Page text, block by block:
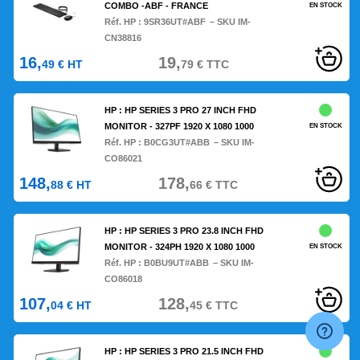
COMBO -ABF - FRANCE
Réf. HP :9SR36UT#ABF – SKU IM-
CN38816
EN STOCK
16,49 € HT 19,79€TTC
HP : HP SERIES 3 PRO 27 INCH FHD
MONITOR - 327PF 1920 X 1080 1000
Réf. HP :B0CG3UT#ABB – SKU IM-
CO86021
EN STOCK
148,88 € HT 178,66€TTC
HP : HP SERIES 3 PRO 23.8 INCH FHD
MONITOR - 324PH 1920 X 1080 1000
Réf. HP :B0BU9UT#ABB – SKU IM-
CO86018
EN STOCK
107,04 € HT 128,45€TTC
HP : HP SERIES 3 PRO 21.5 INCH FHD